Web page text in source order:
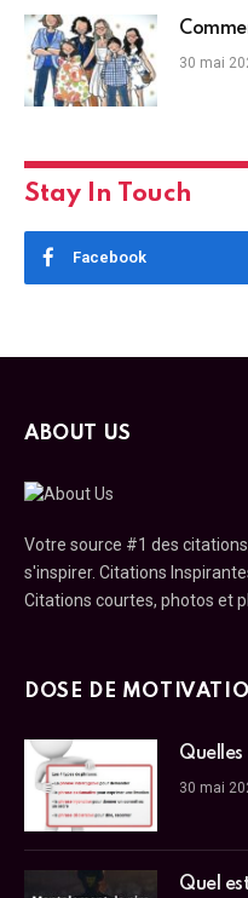
30 mai
Stay In Touch
Facebook
ABOUT US
Votre source #1 des
s'inspirer. Citations
Citations courtes, photos et
DOSE DE
Quelles
30 mai
Quel